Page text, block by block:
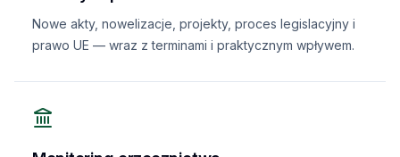
Nowe akty, nowelizacje, projekty, proces legislacyjny i
prawo UE — wraz z terminami i praktycznym wpływem.